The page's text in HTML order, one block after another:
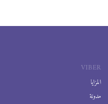
VIBER
المزايا
مدونة